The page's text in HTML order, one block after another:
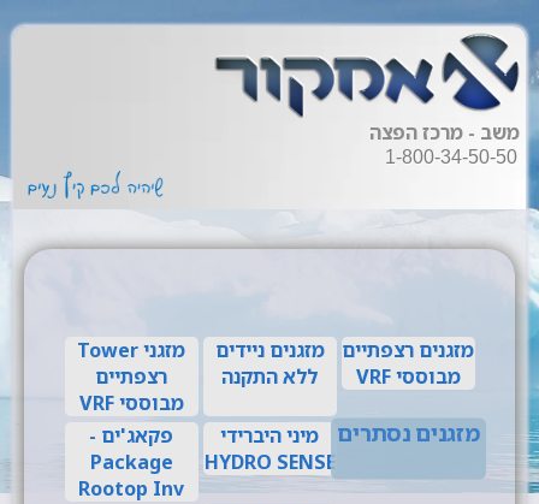
משב - מרכז הפצה
1-800-34-50-50
מזגנים רצפתיים
מבוססי VRF
מזגנים ניידים
ללא התקנה
מזגני Tower
רצפתיים
מבוססי VRF
מזגנים נסתרים
מיני היברידי
HYDRO SENSE
פקאג'ים -
Package
Rootop Inv